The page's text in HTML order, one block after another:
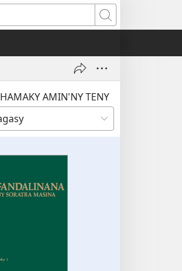
Hikaroka
HAMAKY AMIN'NY TENY